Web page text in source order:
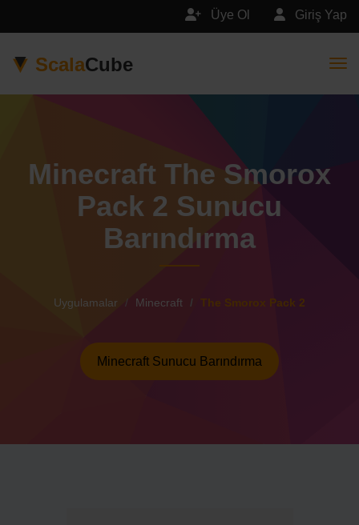
Giriş Yap
Üye Ol
ScalaCube
Minecraft The Smorox
Pack 2 Sunucu
Barındırma
Uygulamalar Minecraft The Smorox Pack 2
Minecraft Sunucu Barındırma